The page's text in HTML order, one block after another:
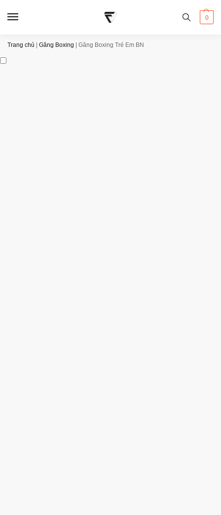
0
Trang chủ Găng Boxing Găng Boxing Trẻ Em BN